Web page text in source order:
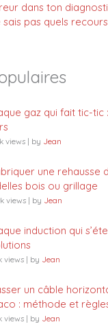
dans ton
sais pas quels
gaz qui fait tic-tic
views | by Jean
une rehausse
bois ou grillage
views | by Jean
induction qui
views | by Jean
un câble
: méthode et
views | by Jean